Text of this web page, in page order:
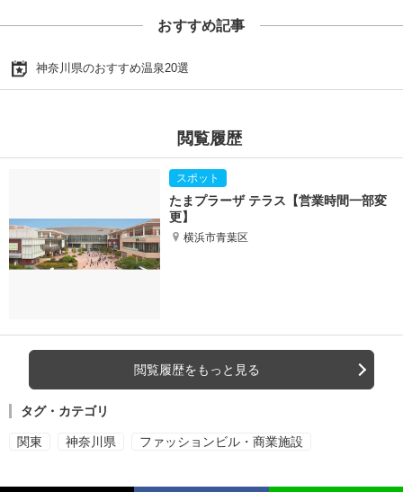
おすすめ記事
神奈川県のおすすめ温泉20選
閲覧履歴
たまプラーザ テラス【営業時間一部変
更】
横浜市青葉区
閲覧履歴をもっと見る
タグ・カテゴリ
関東 神奈川県 ファッションビル・商業施設